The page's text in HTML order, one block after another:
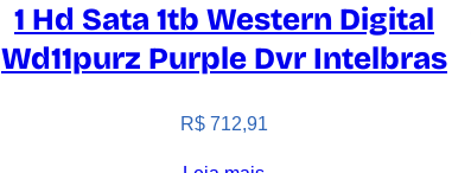
1 Hd Sata 1tb Western Digital
Wd11purz Purple Dvr Intelbras
R$712,91